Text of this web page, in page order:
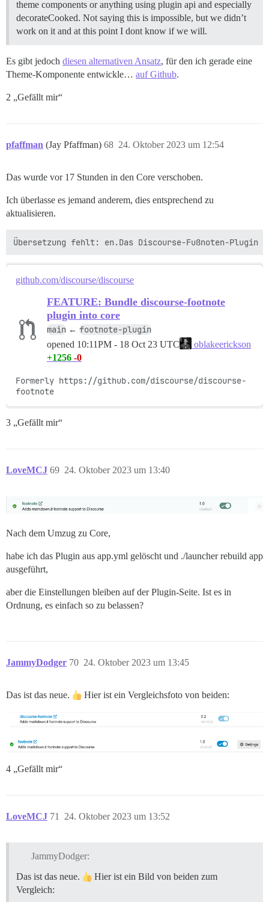
theme components or anything using plugin api and especially
decorateCooked. Not saying this is impossible, but we didn’t
work on it and at this point I dont know if we will.
Es gibt jedoch diesen alternativen Ansatz, für den ich gerade eine
Theme-Komponente entwickle… auf Github.
2 „Gefällt mir“
pfaffman (Jay Pfaffman) 24. Oktober 2023 um 12:54
68
Das wurde vor 17 Stunden in den Core verschoben.
Ich überlasse es jemand anderem, dies entsprechend zu
aktualisieren.
github.com/discourse/discourse
FEATURE: Bundle discourse-footnote
plugin into core
main ← footnote-plugin
opened 10:11PM - 18 Oct 23 UTC
oblakeerickson
+1256 -0
Formerly https://github.com/discourse/discourse-
footnote
3 „Gefällt mir“
LoveMCJ 24. Oktober 2023 um 13:40
69
Nach dem Umzug zu Core,
habe ich das Plugin aus app.yml gelöscht und ./launcher rebuild app
ausgeführt,
aber die Einstellungen bleiben auf der Plugin-Seite. Ist es in
Ordnung, es einfach so zu belassen?
JammyDodger 24. Oktober 2023 um 13:45
70
Das ist das neue. Hier ist ein Vergleichsfoto von beiden:
4 „Gefällt mir“
LoveMCJ 24. Oktober 2023 um 13:52
71
JammyDodger:
Das ist das neue.
Hier ist ein Bild von beiden zum
Vergleich: